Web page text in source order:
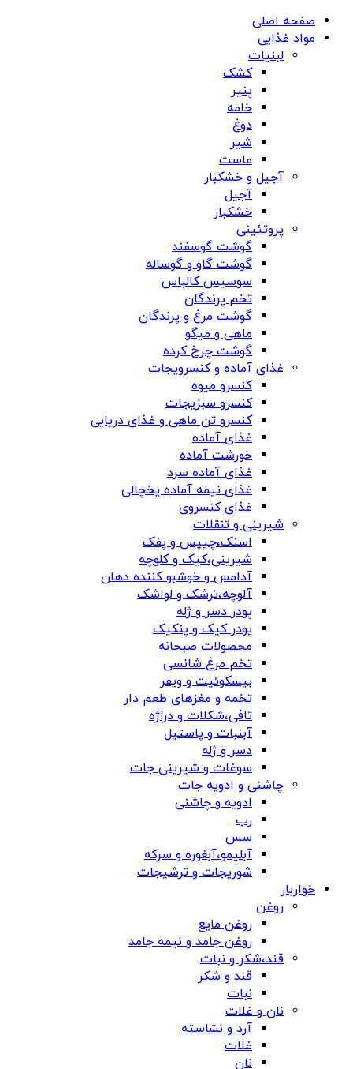
صفحه اصلی
مواد غذایی
لبنیات
کشک
پنیر
خامه
دوغ
شیر
ماست
آجیل و خشکبار
آجیل
خشکبار
پروتئینی
گوشت گوسفند
گوشت گاو و گوساله
سوسیس کالباس
تخم پرندگان
گوشت مرغ و پرندگان
ماهی و میگو
گوشت چرخ کرده
غذای آماده و کنسرویجات
کنسرو میوه
کنسرو سبزیجات
کنسرو تن ماهی و غذای دریایی
غذای آماده
خورشت آماده
غذای آماده سرد
غذای نیمه آماده یخچالی
غذای کنسروی
شیرینی و تنقلات
اسنک،چیپس و پفک
شیرینی،کیک و کلوچه
آدامس و خوشبو کننده دهان
آلوچه،ترشک و لواشک
پودر دسر و ژله
پودر کیک و پنکیک
محصولات صبحانه
تخم مرغ شانسی
بیسکوئیت و ویفر
تخمه و مغزهای طعم دار
تافی،شکلات و دراژه
آبنبات و پاستیل
دسر و ژله
سوغات و شیرینی جات
چاشنی و ادویه جات
ادویه و چاشنی
رب
سس
آبلیمو،آبغوره و سرکه
شوریجات و ترشیجات
خواربار
روغن
روغن مایع
روغن جامد و نیمه جامد
قند،شکر و نبات
قند و شکر
نبات
نان و غلات
آرد و نشاسته
غلات
نان